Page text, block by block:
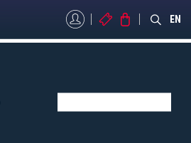
MYBFCBIGLIETTI
STORE EN